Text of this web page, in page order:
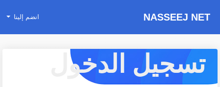
NASSEEJ NET انضم إلينا
تسجيل الدخول